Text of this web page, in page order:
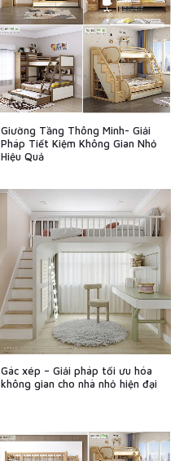
Giường Tầng Thông Minh- Giải
Pháp Tiết Kiệm Không Gian Nhỏ
Hiệu Quả
Gác xép – Giải pháp tối ưu hóa
không gian cho nhà nhỏ hiện đại